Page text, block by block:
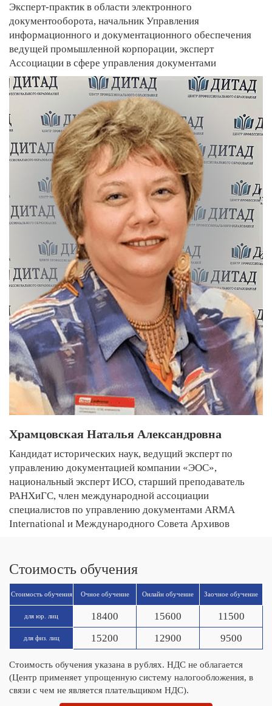
Эксперт-практик в области электронного
документооборота, начальник Управления
информационного и документационного обеспечения
ведущей промышленной корпорации, эксперт
Ассоциации в сфере управления документами
Храмцовская Наталья Александровна
Кандидат исторических наук, ведущий эксперт по
управлению документацией компании «ЭОС»,
национальный эксперт ИСО, старший преподаватель
РАНХиГС, член международной ассоциации
специалистов по управлению документами ARMA
International и Международного Совета Архивов
Стоимость обучения
Стоимость обучения Очное обучение Онлайн обучение Заочное обучение
для юр. лиц 18400 15600 11500
для физ. лиц 15200 12900 9500
Стоимость обучения указана в рублях. НДС не облагается
(Центр применяет упрощенную систему налогообложения, в
связи с чем не является плательщиком НДС).